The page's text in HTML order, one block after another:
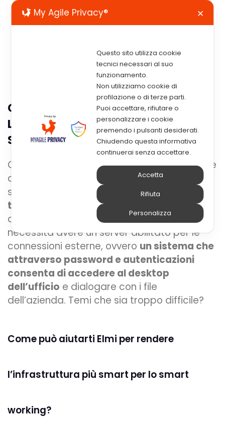
Come Rendere Più Smart
L’infrastruttura Aziendale Per Lo
Smart Working
Oggi l’emergenza, ha costretto buona parte
dei lavoratori a passare rapidamente in
smart working
, ma la vera domanda è:
la
tua azienda è pronta
dipendenti operativi anche da casa
necessita avere un server abilitato per le
connessioni esterne, ovvero un sistema che
attraverso password e autenticazioni
consenta di accedere al desktop
dell’ufficio e dialogare con i file
dell’azienda. Temi che sia troppo difficile?
Come può aiutarti Elmi per rendere
l’infrastruttura più smart per lo smart
working?
My Agile Privacy® ✕
Questo sito utilizza cookie
tecnici necessari al suo
funzionamento.
Non utilizziamo cookie di
profilazione o di terze parti.
Puoi accettare, rifiutare o
personalizzare i cookie
premendo i pulsanti desiderati.
Chiudendo questa informativa
continuerai senza accettare.
Accetta
Rifiuta
Personalizza